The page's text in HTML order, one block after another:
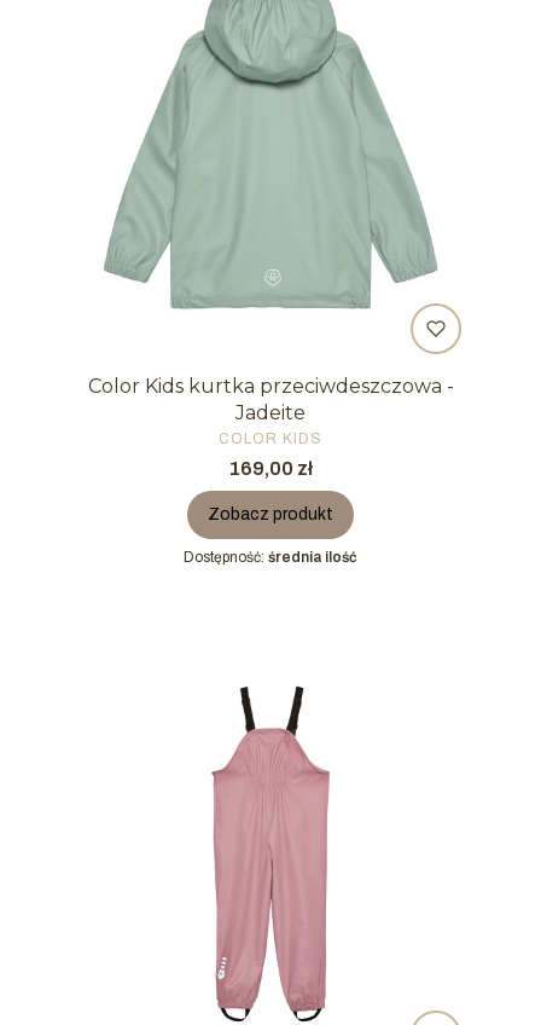
Color Kids kurtka przeciwdeszczowa -
Jadeite
PRODUCENT
COLOR KIDS
Cena
169,00 zł
Zobacz produkt
Dostępność: średnia ilość